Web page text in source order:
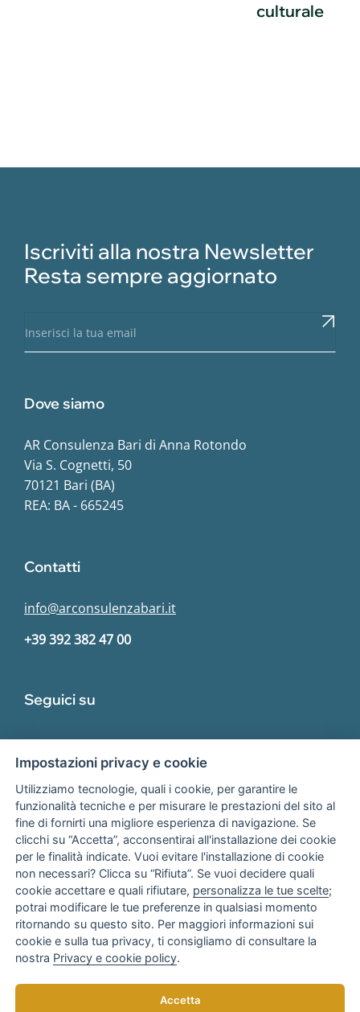
culturale
Iscriviti alla nostra Newsletter
Resta sempre aggiornato
Dove siamo
AR Consulenza Bari di Anna Rotondo
Via S. Cognetti, 50
70121 Bari (BA)
REA: BA - 665245
Contatti
+39 392 382 47 00
info@arconsulenzabari.it
Seguici su
Associato
AR Consulenza Bari
Impostazioni privacy e cookie
Utilizziamo tecnologie, quali i cookie, per garantire le
funzionalità tecniche e per misurare le prestazioni del sito al
fine di fornirti una migliore esperienza di navigazione. Se
clicchi su “Accetta”, acconsentirai all'installazione dei cookie
per le finalità indicate. Vuoi evitare l'installazione di cookie
non necessari? Clicca su “Rifiuta”. Se vuoi decidere quali
cookie accettare e quali rifiutare, personalizza le tue scelte;
potrai modificare le tue preferenze in qualsiasi momento
ritornando su questo sito. Per maggiori informazioni sui
cookie e sulla tua privacy, ti consigliamo di consultare la
nostra Privacy e cookie policy.
Accetta